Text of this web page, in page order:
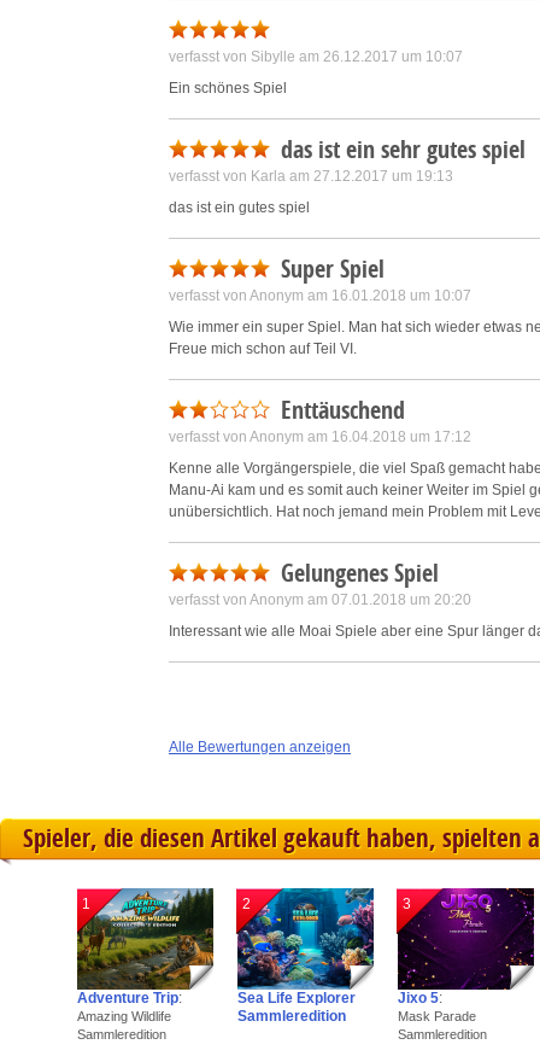
verfasst von Sibylle am 26.12.2017 um 10:07
Ein schönes Spiel
das ist ein sehr gutes spiel
verfasst von Karla am 27.12.2017 um 19:13
das ist ein gutes spiel
Super Spiel
verfasst von Anonym am 16.01.2018 um 10:07
Wie immer ein super Spiel. Man hat sich wieder etwas
Freue mich schon auf Teil VI.
Enttäuschend
verfasst von Anonym am 16.04.2018 um 17:12
Kenne alle Vorgängerspiele, die viel Spaß gemacht
Manu-Ai kam und es somit auch keiner Weiter im Spiel
unübersichtlich. Hat noch jemand mein Problem mit
Gelungenes Spiel
verfasst von Anonym am 07.01.2018 um 20:20
Interessant wie alle Moai Spiele aber eine Spur länger
Alle Bewertungen anzeigen
Spieler, die diesen Artikel gekauft haben, spielten
1
Adventure Trip:
Amazing Wildlife
Sammleredition
2
Sea Life Explorer
Sammleredition
3
Jixo 5:
Mask Parade
Sammleredition